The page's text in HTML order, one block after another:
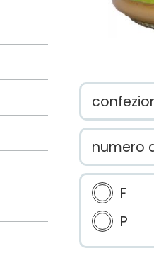
numero
F
P